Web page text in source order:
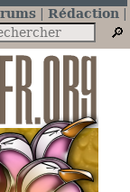
Rédaction